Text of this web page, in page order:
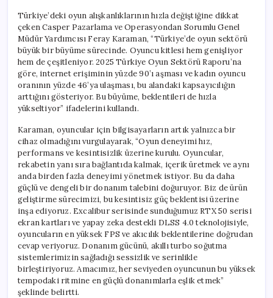
Türkiye’deki oyun alışkanlıklarının hızla değiştiğine dikkat
çeken Casper Pazarlama ve Operasyondan Sorumlu Genel
Müdür Yardımcısı Feray Karaman, “Türkiye’de oyun sektörü
büyük bir büyüme sürecinde. Oyuncu kitlesi hem genişliyor
hem de çeşitleniyor. 2025 Türkiye Oyun Sektörü Raporu’na
göre, internet erişiminin yüzde 90’ı aşması ve kadın oyuncu
oranının yüzde 46’ya ulaşması, bu alandaki kapsayıcılığın
arttığını gösteriyor. Bu büyüme, beklentileri de hızla
yükseltiyor” ifadelerini kullandı.
Karaman, oyuncular için bilgisayarların artık yalnızca bir
cihaz olmadığını vurgulayarak, “Oyun deneyimi hız,
performans ve kesintisizlik üzerine kurulu. Oyuncular,
rekabetin yanı sıra bağlantıda kalmak, içerik üretmek ve aynı
anda birden fazla deneyimi yönetmek istiyor. Bu da daha
güçlü ve dengeli bir donanım talebini doğuruyor. Biz de ürün
geliştirme sürecimizi, bu kesintisiz güç beklentisi üzerine
inşa ediyoruz. Excalibur serisinde sunduğumuz RTX 50 serisi
ekran kartları ve yapay zeka destekli DLSS 4.0 teknolojisiyle,
oyuncuların en yüksek FPS ve akıcılık beklentilerine doğrudan
cevap veriyoruz. Donanım gücünü, akıllı turbo soğutma
sistemlerimizin sağladığı sessizlik ve serinlikle
birleştiriyoruz. Amacımız, her seviyeden oyuncunun bu yüksek
tempodaki ritmine en güçlü donanımlarla eşlik etmek”
şeklinde belirtti.